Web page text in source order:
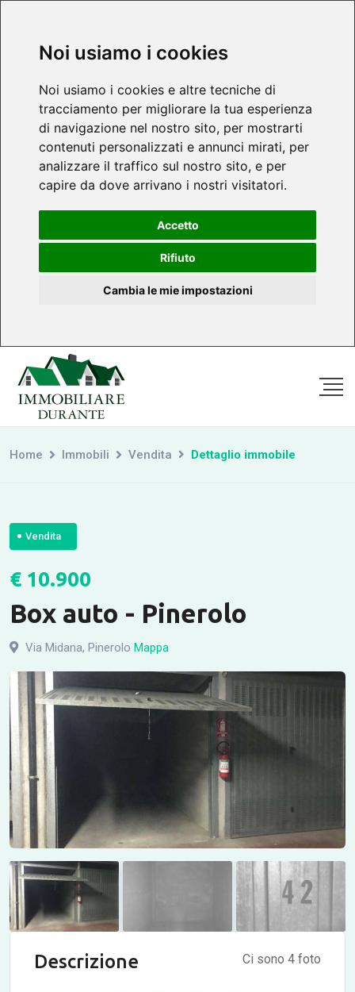
Noi usiamo i cookies
Noi usiamo i cookies e altre tecniche di
tracciamento per migliorare la tua esperienza
di navigazione nel nostro sito, per mostrarti
contenuti personalizzati e annunci mirati, per
analizzare il traffico sul nostro sito, e per
capire da dove arrivano i nostri visitatori.
Accetto
Rifiuto
Cambia le mie impostazioni
Home Immobili Vendita Dettaglio immobile
Vendita
€ 10.900
Box auto - Pinerolo
Via Midana, Pinerolo Mappa
Ci sono 4 foto
Descrizione